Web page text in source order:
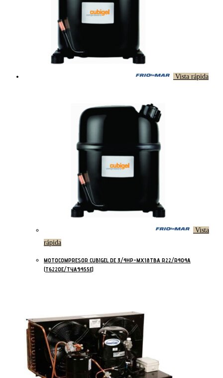
Vista rápida
Vista
rápida
MOTOCOMPRESOR CUBIGEL DE 3/4HP-MX18TBA R22/R404A
(T6220E/TYA9455E)